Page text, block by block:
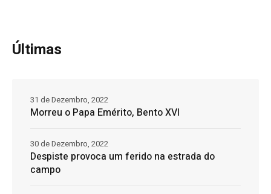
Últimas
Morreu o Papa Emérito, Bento XVI
31 de Dezembro, 2022
Despiste provoca um ferido na estrada do
campo
30 de Dezembro, 2022